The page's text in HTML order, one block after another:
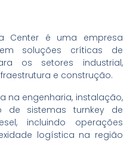
Center é uma empresa
soluções críticas de
os setores industrial,
e construção.
na engenharia, instalação,
de sistemas turnkey de
incluindo operações
logística na região